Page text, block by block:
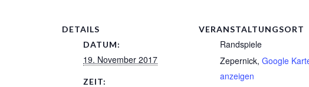
DETAILS
DATUM:
19. November 2017
ZEIT:
VERANSTALTUNGSORT
Randspiele
Zepernick, Google
anzeigen